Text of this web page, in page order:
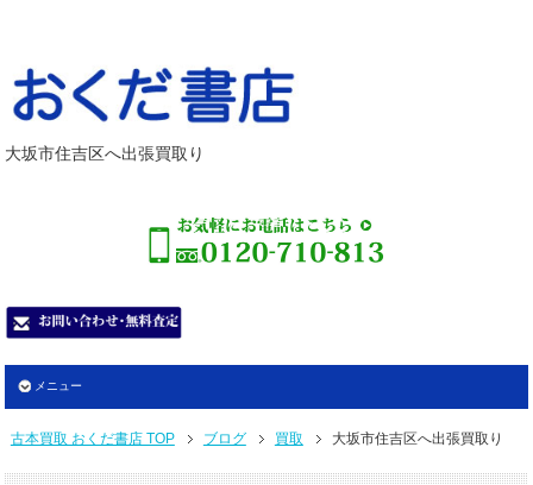
大坂市住吉区へ出張買取り
メニュー
古本買取 おくだ書店 TOP ブログ 買取 大坂市住吉区へ出張買取り